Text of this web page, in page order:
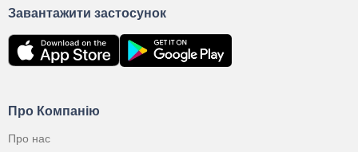
Про Компанію
Про нас
Завантажити застосунок